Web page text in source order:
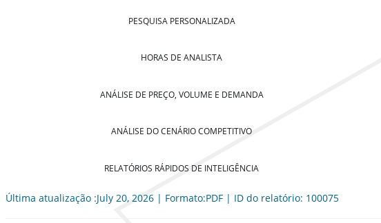
PESQUISA PERSONALIZADA
HORAS DE ANALISTA
ANÁLISE DE PREÇO, VOLUME E DEMANDA
ANÁLISE DO CENÁRIO COMPETITIVO
RELATÓRIOS RÁPIDOS DE INTELIGÊNCIA
Última atualização :July 20, 2026 | Formato:PDF | ID do relatório: 100075